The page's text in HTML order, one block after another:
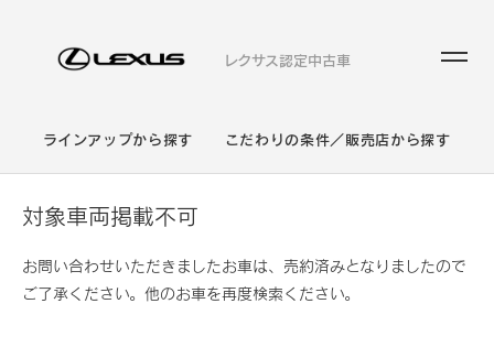
レクサス認定中古車
ラインアップから探す こだわりの条件／販売店から探す
対象車両掲載不可
お問い合わせいただきましたお車は、売約済みとなりましたので
ご了承ください。他のお車を再度検索ください。